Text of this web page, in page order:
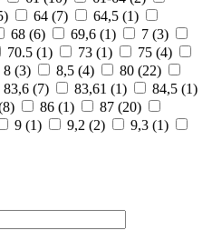
) 64 (7) 64,5 (1)
68 (6) 69,6 (1) 7 (3)
70.5 (1) 73 (1) 75 (4)
8 (3) 8,5 (4) 80 (22)
83,6 (7) 83,61 (1) 84,5 (1)
8) 86 (1) 87 (20)
9 (1) 9,2 (2) 9,3 (1)